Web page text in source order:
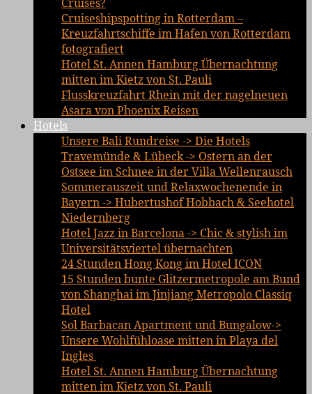
Cruiseshipspotting in Rotterdam –
Kreuzfahrtschiffe im Hafen von Rotterdam
fotografiert
Hotel St. Annen Hamburg Übernachtung
mitten im Kietz von St. Pauli
Flusskreuzfahrt Rhein mit der nagelneuen
Asara von Phoenix Reisen
Hotels
Unsere Bali Rundreise -> Die Hotels
Travemünde & Lübeck -> Ostern an der
Ostsee im Schnee in der Villa Wellenrausch
Sommerauszeit und Relaxwochenende in
Bayern -> Hubertushof Hobbach & Seehotel
Niedernberg
Hotel Jazz in Barcelona -> Chic & stylish im
Universitätsviertel übernachten
24 Stunden Hong Kong im Hotel ICON
15 Stunden bunte Glitzermetropole am Bund
von Shanghai im Jinjiang Metropolo Classiq
Hotel
Sol Barbacan Apartment und Bungalow->
Unsere Wohlfühloase mitten in Playa del
Ingles
Hotel St. Annen Hamburg Übernachtung
mitten im Kietz von St. Pauli